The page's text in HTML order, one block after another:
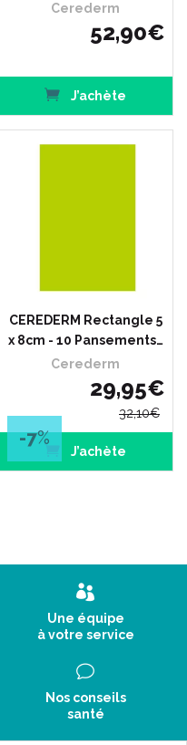
Cerederm
52,90€
J’achète
CEREDERM Rectangle 5
x 8cm - 10 Pansements…
Cerederm
29,95€
32,10€
-7%
J’achète
Une équipe
à votre service
Nos conseils
santé